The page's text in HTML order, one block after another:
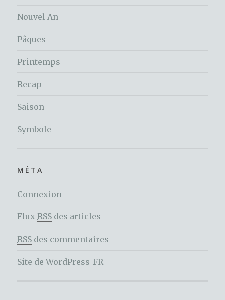
Nouvel An
Pâques
Printemps
Recap
Saison
Symbole
MÉTA
Connexion
Flux RSS des articles
RSS des commentaires
Site de WordPress-FR